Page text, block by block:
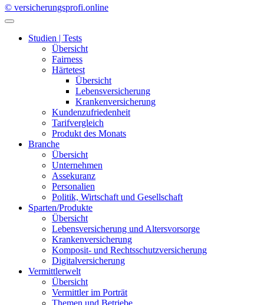
© versicherungsprofi.online
Studien | Tests
Übersicht
Fairness
Härtetest
Übersicht
Lebensversicherung
Krankenversicherung
Kundenzufriedenheit
Tarifvergleich
Produkt des Monats
Branche
Übersicht
Unternehmen
Assekuranz
Personalien
Politik, Wirtschaft und Gesellschaft
Sparten/Produkte
Übersicht
Lebensversicherung und Altersvorsorge
Krankenversicherung
Komposit- und Rechtsschutzversicherung
Digitalversicherung
Vermittlerwelt
Übersicht
Vermittler im Porträt
Themen und Betriebe